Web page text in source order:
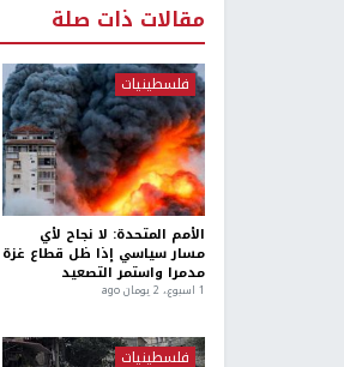
مقالات ذات صلة
فلسطينيات
الأمم المتحدة: لا نجاح لأي
مسار سياسي إذا ظل قطاع غزة
مدمرا واستمر التصعيد
1 اسبوع.، 2 يومان ago
فلسطينيات